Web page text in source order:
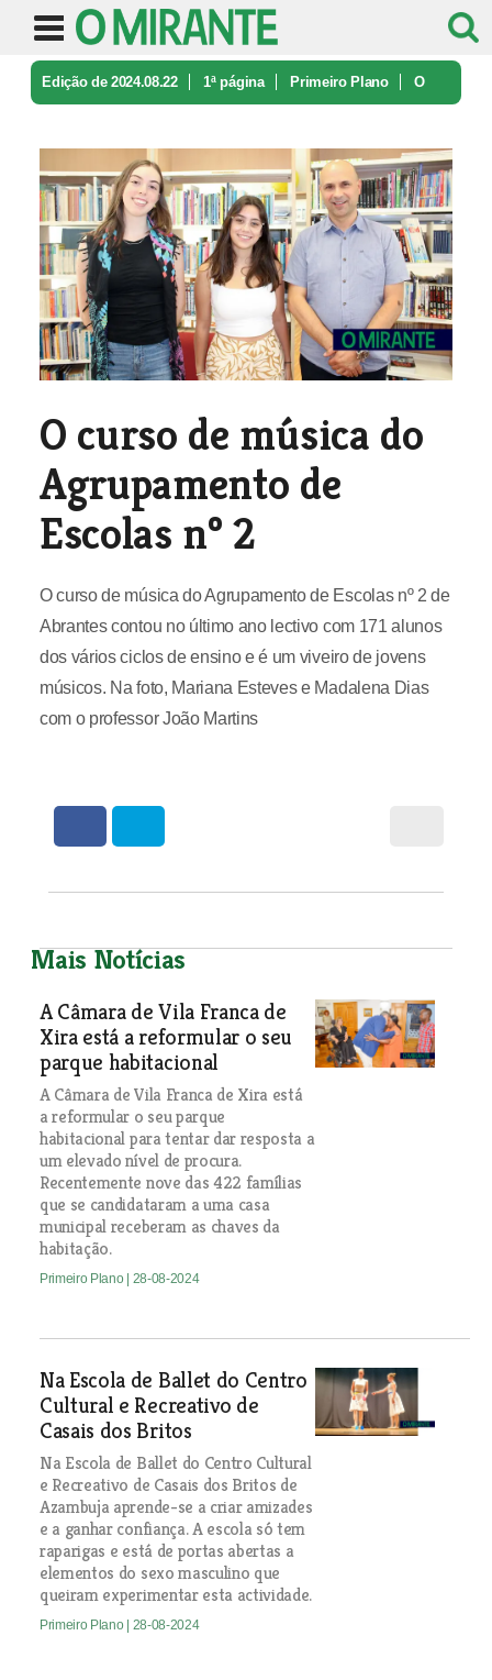
Edição de 2024.08.22 1ª página Primeiro Plano O
O curso de música do
Agrupamento de
Escolas nº 2
O curso de música do Agrupamento de Escolas nº 2 de
Abrantes contou no último ano lectivo com 171 alunos
dos vários ciclos de ensino e é um viveiro de jovens
músicos. Na foto, Mariana Esteves e Madalena Dias
com o professor João Martins
Mais Notícias
A Câmara de Vila Franca de
Xira está a reformular o seu
parque habitacional
A Câmara de Vila Franca de Xira está
a reformular o seu parque
habitacional para tentar dar resposta a
um elevado nível de procura.
Recentemente nove das 422 famílias
que se candidataram a uma casa
municipal receberam as chaves da
habitação.
Primeiro Plano | 28-08-2024
Na Escola de Ballet do Centro
Cultural e Recreativo de
Casais dos Britos
Na Escola de Ballet do Centro Cultural
e Recreativo de Casais dos Britos de
Azambuja aprende-se a criar amizades
e a ganhar confiança. A escola só tem
raparigas e está de portas abertas a
elementos do sexo masculino que
queiram experimentar esta actividade.
Primeiro Plano | 28-08-2024